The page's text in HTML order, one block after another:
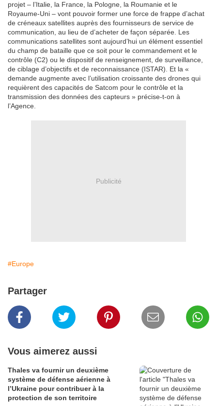
projet – l’Italie, la France, la Pologne, la Roumanie et le
Royaume-Uni – vont pouvoir former une force de frappe d’achat
de créneaux satellites auprès des fournisseurs de service de
communication, au lieu de d’acheter de façon séparée. Les
communications satellites sont aujourd’hui un élément essentiel
du champ de bataille que ce soit pour le commandement et le
contrôle (C2) ou le dispositif de renseignement, de surveillance,
de ciblage d’objectifs et de reconnaissance (ISTAR). Et la «
demande augmente avec l’utilisation croissante des drones qui
requièrent des capacités de Satcom pour le contrôle et la
transmission des données des capteurs » précise-t-on à
l’Agence.
Publicité
#Europe
Partager
Vous aimerez aussi
Thales va fournir un deuxième
système de défense aérienne à
l’Ukraine pour contribuer à la
protection de son territoire